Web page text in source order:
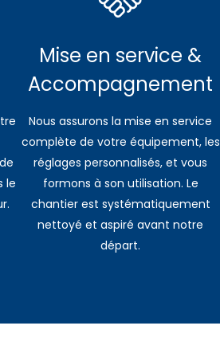
le
Mise en service &
Accompagnement
Nous assurons la mise en service
complète de votre équipement, les
réglages personnalisés, et vous
formons à son utilisation. Le
chantier est systématiquement
nettoyé et aspiré avant notre
départ.